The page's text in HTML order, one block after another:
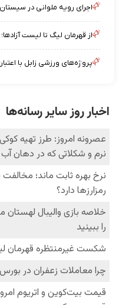
اجرای رویه ملوانی در
از قهرمان لیگ تا لیست
پروژه‌های ورزشی زابل با اعتباری بیش از ۵۰